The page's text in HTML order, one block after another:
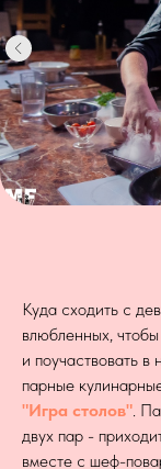
Куда сходить с
влюбленных,
и поучаствовать
парные
"Игра столов" .
двух пар -
вместе с шеф-